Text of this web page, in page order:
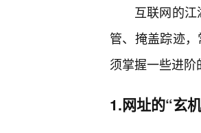
互联网的江
管、掩盖踪迹
须掌握一些进阶
1.网址的“玄